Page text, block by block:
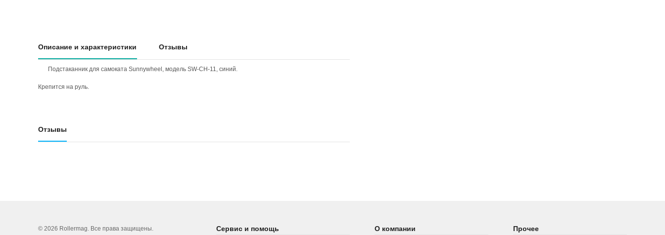
Описание и характеристики Отзывы
Подстаканник для самоката Sunnywheel, модель SW-CH-11, синий.
Крепится на руль.
Отзывы
© 2026 Rollermag. Все права защищены. Сервис и помощь О компании Прочее